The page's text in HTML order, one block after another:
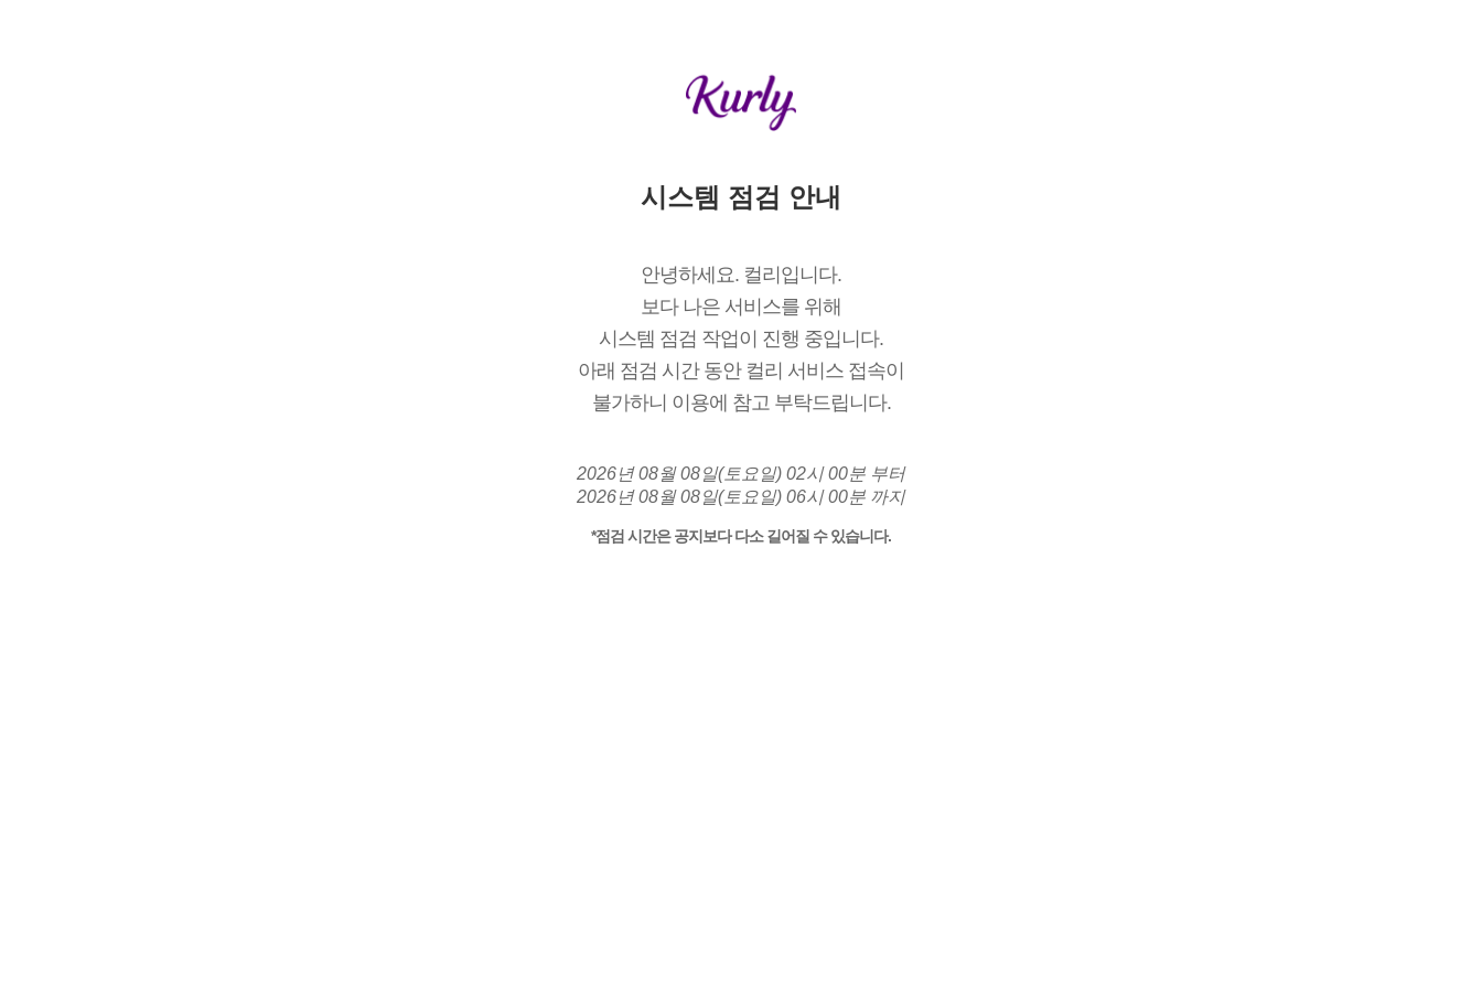
시스템 점검 안내
안녕하세요. 컬리입니다.
보다 나은 서비스를 위해
시스템 점검 작업이 진행 중입니다.
아래 점검 시간 동안 컬리 서비스 접속이
불가하니 이용에 참고 부탁드립니다.
2026년 08월 08일(토요일) 02시 00분 부터
2026년 08월 08일(토요일) 06시 00분 까지
*점검 시간은 공지보다 다소 길어질 수 있습니다.